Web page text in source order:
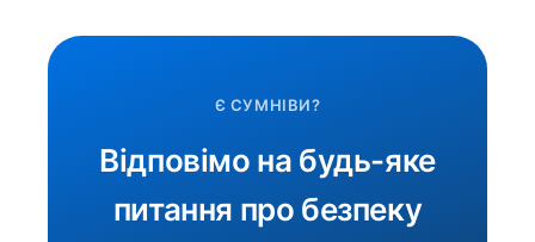
Є СУМНІВИ?
Відповімо на будь-яке
питання про безпеку